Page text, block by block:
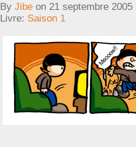
By Jibe on 21 septembre 2005
Livre: Saison 1